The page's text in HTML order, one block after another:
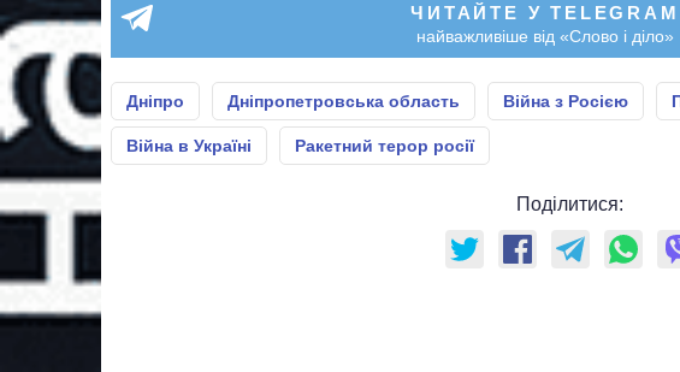
ЧИТАЙТЕ У TELEGRAM
найважливіше від «Слово і діло»
Дніпро Дніпропетровська область Війна з Росією
Війна в Україні Ракетний терор росії
Поділитися: